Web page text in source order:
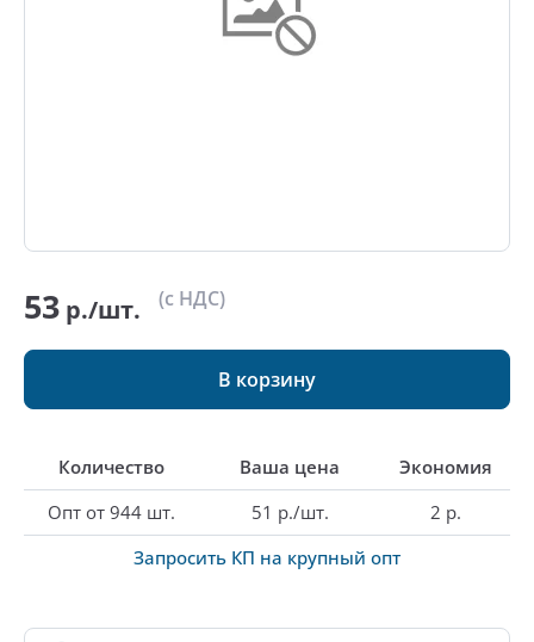
53 р./шт. (с НДС)
В корзину
Количество Ваша цена
Экономия
Опт от 944 шт.
51 р./шт.
2 р.
Запросить КП на крупный опт